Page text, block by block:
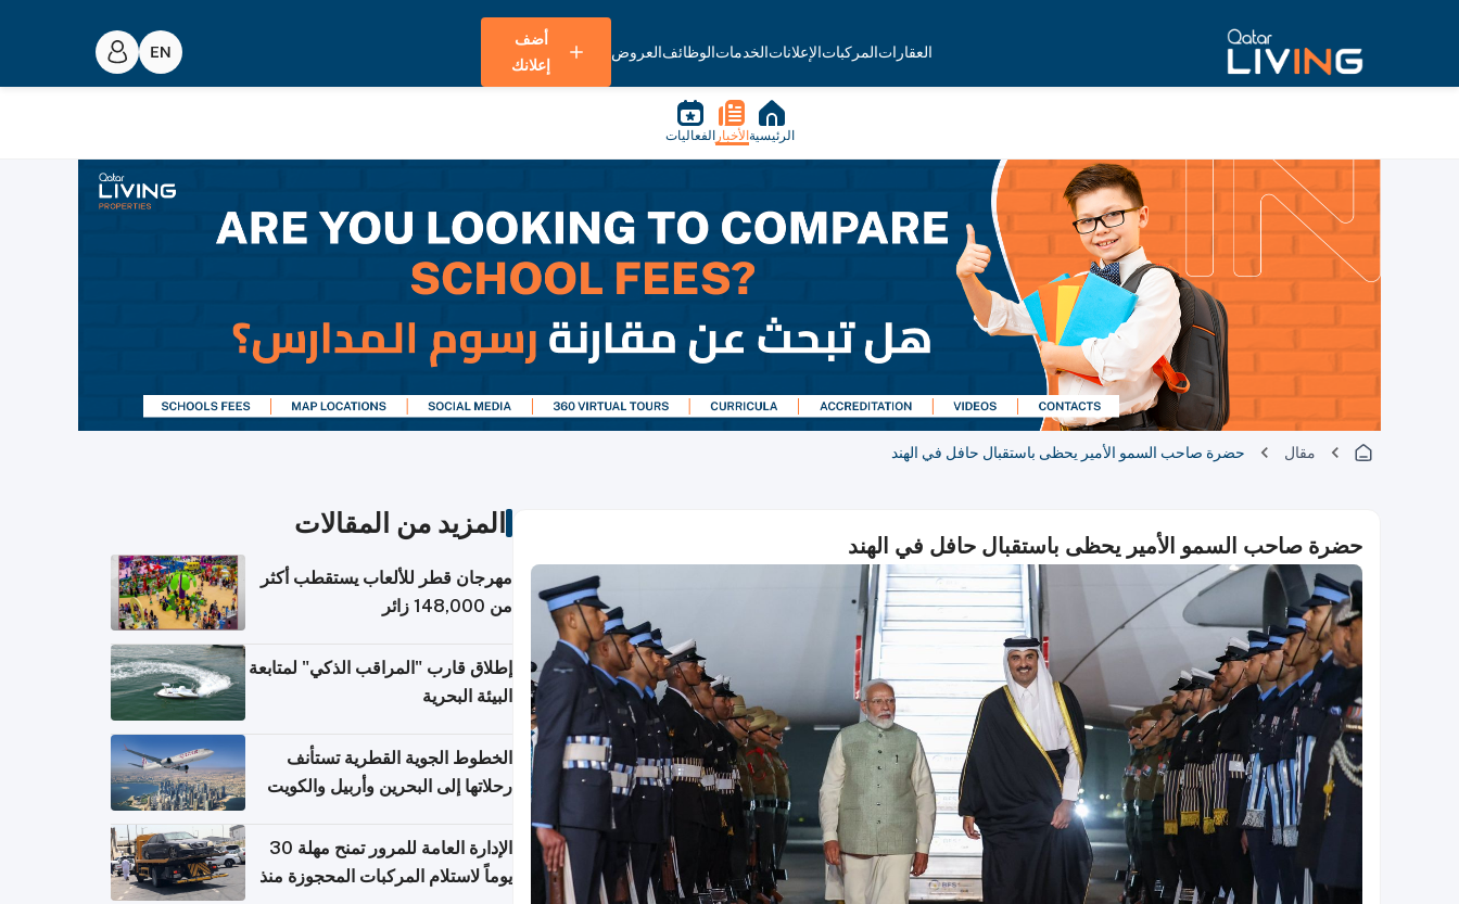
العقاراتالمركباتالإعلاناتالخدماتالوظائفالعروض
أضف
إعلانك
الرئيسية الأخبار الفعاليات
مقال حضرة صاحب السمو الأمير يحظى باستقبال حافل في الهند
حضرة صاحب السمو الأمير يحظى باستقبال حافل في الهند
المزيد من المقالات
مهرجان قطر للألعاب يستقطب أكثر
من 148,000 زائر
إطلاق قارب "المراقب الذكي" لمتابعة
البيئة البحرية
الخطوط الجوية القطرية تستأنف
رحلاتها إلى البحرين وأربيل والكويت
الإدارة العامة للمرور تمنح مهلة 30
يوماً لاستلام المركبات المحجوزة منذ